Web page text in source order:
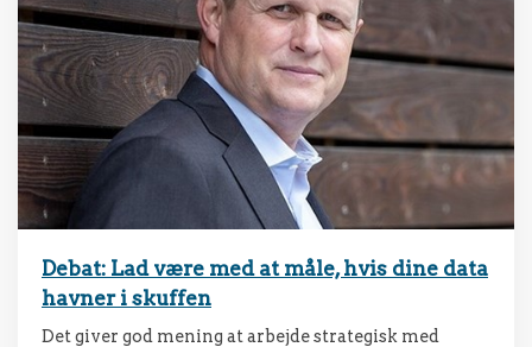
Debat: Lad være med at måle, hvis dine data
havner i skuffen
Det giver god mening at arbejde strategisk med